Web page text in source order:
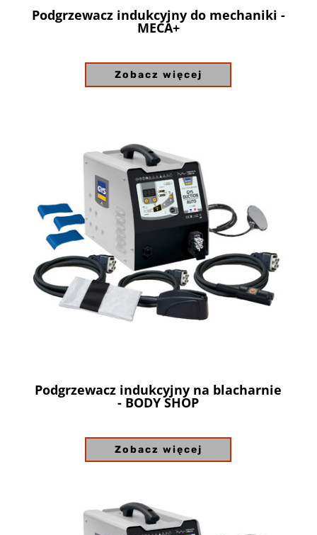
Podgrzewacz indukcyjny do mechaniki -
MECA+
Zobacz więcej
Podgrzewacz indukcyjny na blacharnie
- BODY SHOP
Zobacz więcej